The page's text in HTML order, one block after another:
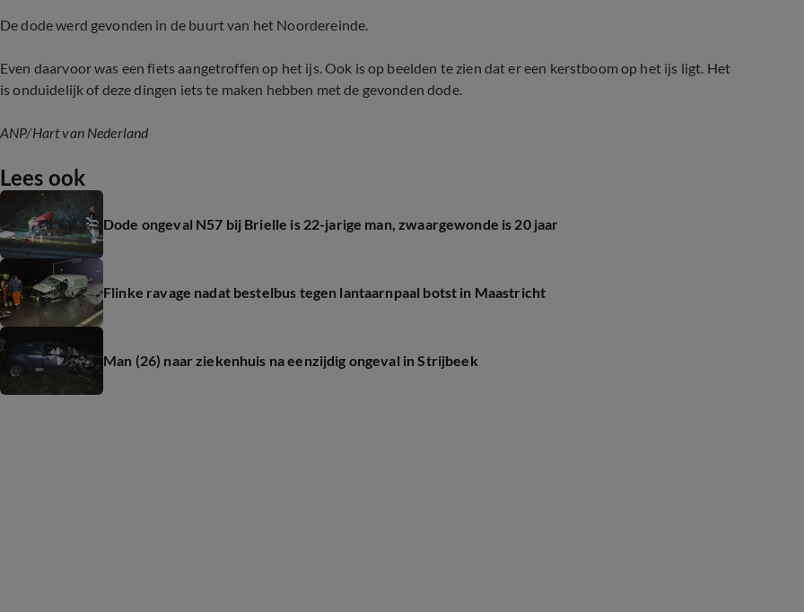
De dode werd gevonden in de buurt van het Noordereinde.
Even daarvoor was een fiets aangetroffen op het ijs. Ook is op beelden te zien dat er een kerstboom op het ijs ligt. Het
is onduidelijk of deze dingen iets te maken hebben met de gevonden dode.
ANP/Hart van Nederland
Lees ook
Dode ongeval N57 bij Brielle is 22-jarige man, zwaargewonde is 20 jaar
Flinke ravage nadat bestelbus tegen lantaarnpaal botst in Maastricht
Man (26) naar ziekenhuis na eenzijdig ongeval in Strijbeek